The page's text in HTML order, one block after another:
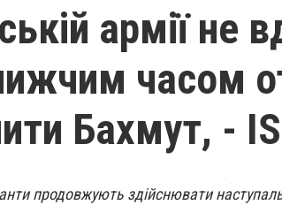
армії не
часом
Бахмут, -
продовжують здійснювати